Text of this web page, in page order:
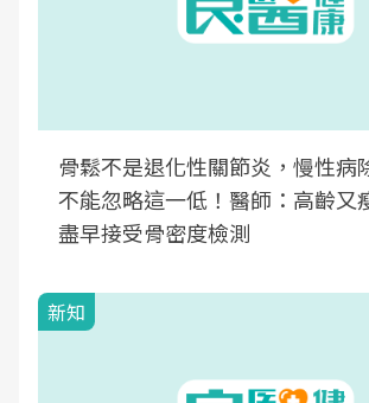
骨鬆不是退化性關節炎，慢性病
不能忽略這一低！醫師：高齡又
盡早接受骨密度檢測
新知